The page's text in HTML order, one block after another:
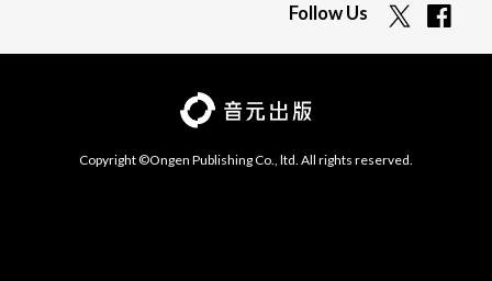
Follow Us
Copyright ©Ongen Publishing Co., ltd. All rights reserved.